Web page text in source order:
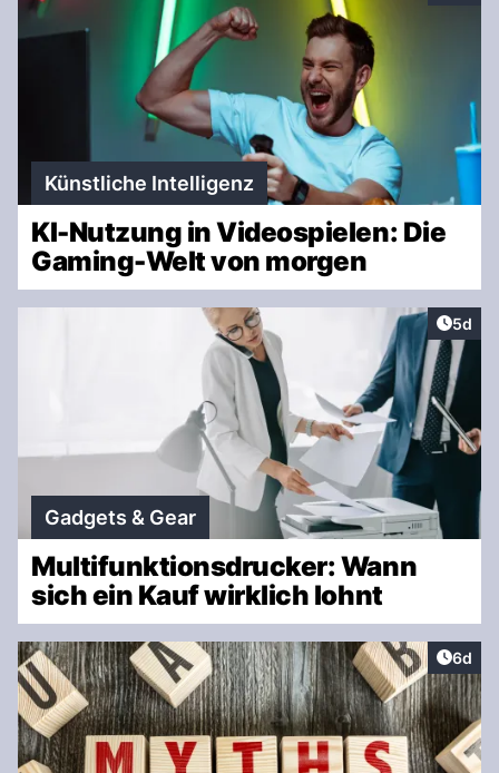
Künstliche Intelligenz
KI-Nutzung in Videospielen: Die
Gaming-Welt von morgen
5d
Gadgets & Gear
Multifunktionsdrucker: Wann
sich ein Kauf wirklich lohnt
6d